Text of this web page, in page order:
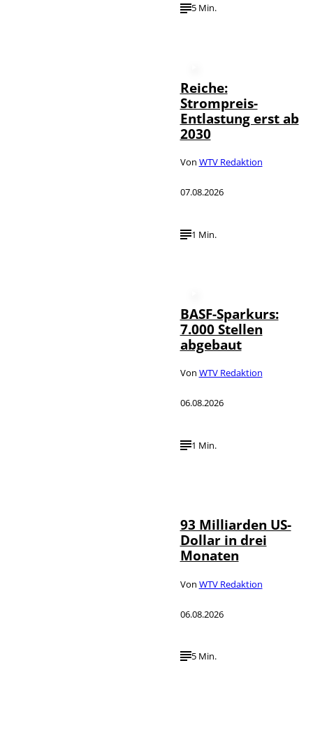
5 Min.
Reiche:
Strompreis-
Entlastung erst ab
2030
Von WTV Redaktion
07.08.2026
1 Min.
BASF-Sparkurs:
7.000 Stellen
abgebaut
Von WTV Redaktion
06.08.2026
1 Min.
93 Milliarden US-
Dollar in drei
Monaten
Von WTV Redaktion
06.08.2026
5 Min.